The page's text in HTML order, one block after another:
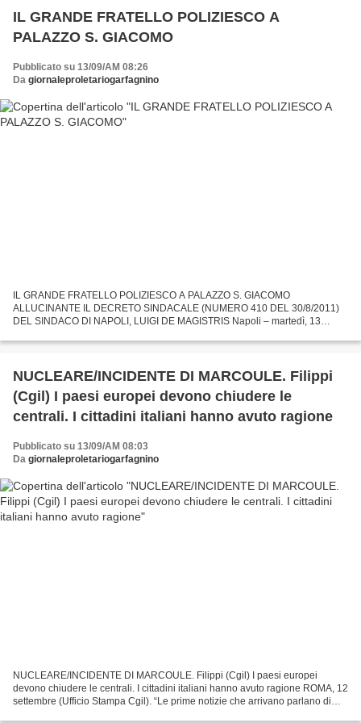
IL GRANDE FRATELLO POLIZIESCO A
PALAZZO S. GIACOMO
Pubblicato su 13/09/AM 08:26
Da giornaleproletariogarfagnino
IL GRANDE FRATELLO POLIZIESCO A PALAZZO S. GIACOMO
ALLUCINANTE IL DECRETO SINDACALE (NUMERO 410 DEL 30/8/2011)
DEL SINDACO DI NAPOLI, LUIGI DE MAGISTRIS Napoli – martedì, 13
del...
NUCLEARE/INCIDENTE DI MARCOULE. Filippi
(Cgil) I paesi europei devono chiudere le
centrali. I cittadini italiani hanno avuto ragione
Pubblicato su 13/09/AM 08:03
Da giornaleproletariogarfagnino
NUCLEARE/INCIDENTE DI MARCOULE. Filippi (Cgil) I paesi europei
devono chiudere le centrali. I cittadini italiani hanno avuto ragione ROMA, 12
settembre (Ufficio Stampa Cgil). “Le prime notizie che arrivano parlano di